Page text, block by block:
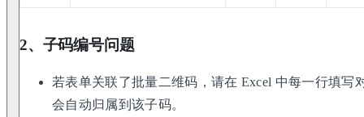
2、子码编号问题
若表单关联了批量二维码，请在 Excel 中每一行填写
会自动归属到该子码。